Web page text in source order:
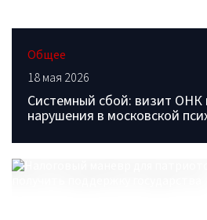
Общее
18 мая 2026
Системный сбой: визит
нарушения в московской